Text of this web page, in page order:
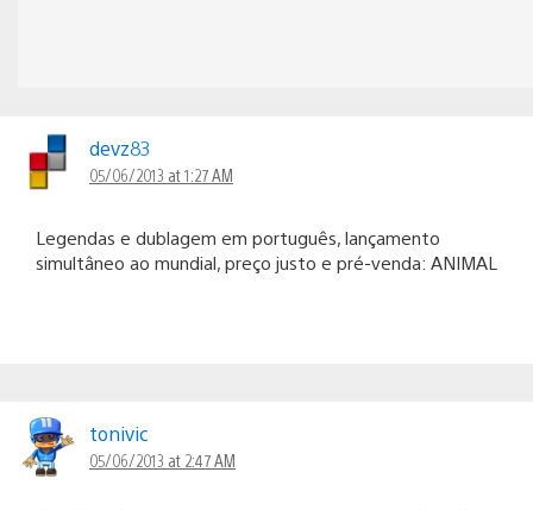
devz83
05/06/2013 at 1:27 AM
Legendas e dublagem em português, lançamento
simultâneo ao mundial, preço justo e pré-venda: ANIMAL
tonivic
05/06/2013 at 2:47 AM